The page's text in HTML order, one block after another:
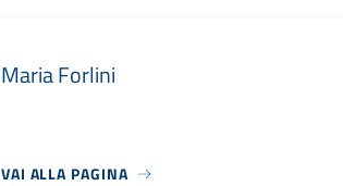
Maria Forlini
VAI ALLA PAGINA